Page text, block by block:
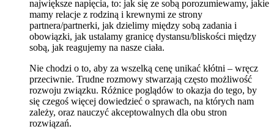
największe napięcia, to: jak się ze sobą porozumiewamy, jakie
mamy relacje z rodziną i krewnymi ze strony
partnera/partnerki, jak dzielimy między sobą zadania i
obowiązki, jak ustalamy granicę dystansu/bliskości między
sobą, jak reagujemy na nasze ciała.
Nie chodzi o to, aby za wszelką cenę unikać kłótni – wręcz
przeciwnie. Trudne rozmowy stwarzają często możliwość
rozwoju związku. Różnice poglądów to okazja do tego, by
się czegoś więcej dowiedzieć o sprawach, na których nam
zależy, oraz nauczyć akceptowalnych dla obu stron
rozwiązań.